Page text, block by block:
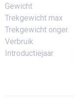
Gewicht
Trekgewicht max
Trekgewicht onger.
Verbruik
Introductiejaar